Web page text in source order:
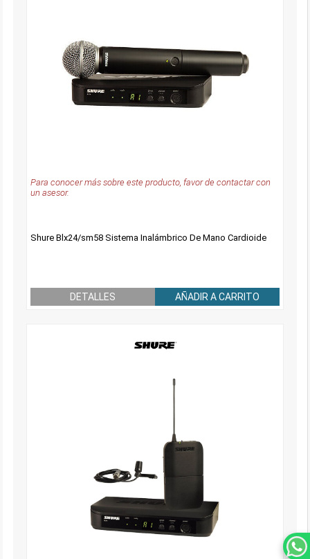
Para conocer más sobre este producto, favor de contactar con
un asesor.
Shure Blx24/sm58 Sistema Inalámbrico De Mano Cardioide
DETALLES AÑADIR A CARRITO